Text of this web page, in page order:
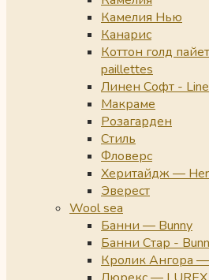
Камелия Нью
Канарис
Коттон голд
paillettes
Линен Софт -
Макраме
Розагарден
Стиль
Фловерс
Херитайдж —
Эверест
Wool sea
Банни — Bunny
Банни Стар -
Кролик Ангора